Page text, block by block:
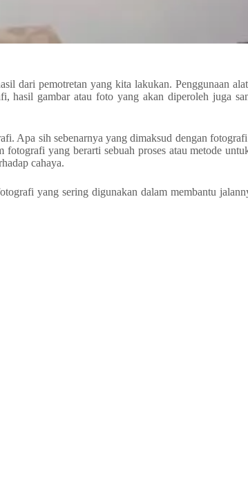
dari pemotretan yang kita lakukan. Penggunaan
hasil gambar atau foto yang akan diperoleh juga
Apa sih sebenarnya yang dimaksud dengan
yang berarti sebuah proses atau metode
cahaya.
yang sering digunakan dalam membantu